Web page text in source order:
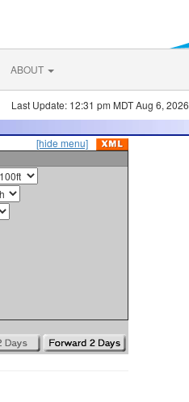
ABOUT
Last Update: 12:31 pm MDT Aug 6, 2026
[hide menu]